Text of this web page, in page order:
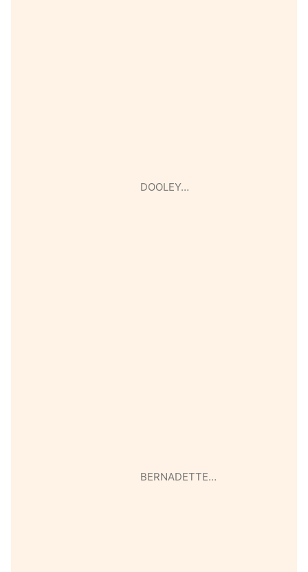
DOOLEY…
BERNADETTE…